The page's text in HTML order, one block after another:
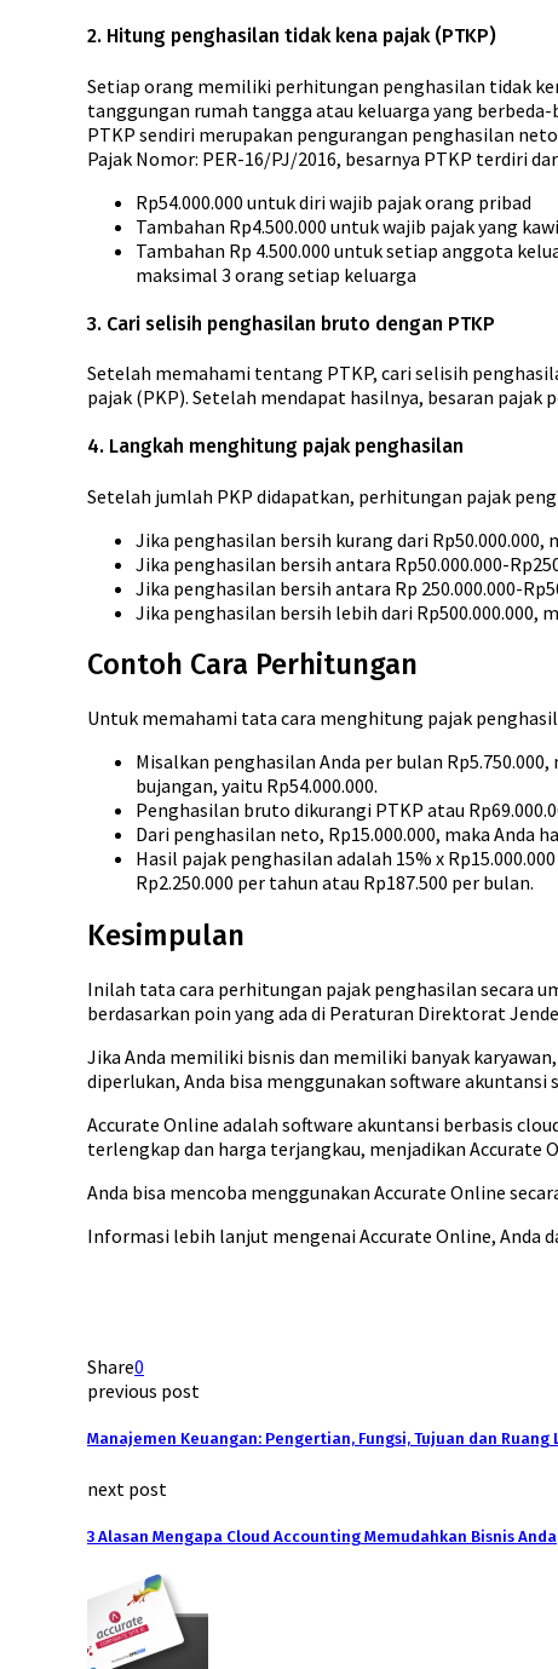
2. Hitung penghasilan tidak kena pajak (PTKP)
Setiap orang memiliki perhitungan penghasilan tidak
tanggungan rumah tangga atau keluarga yang berbeda-
PTKP sendiri merupakan pengurangan penghasilan
Pajak Nomor: PER-16/PJ/2016, besarnya PTKP terdiri
Rp54.000.000 untuk diri wajib pajak orang pribad
Tambahan Rp4.500.000 untuk wajib pajak yang
Tambahan Rp 4.500.000 untuk setiap anggota
maksimal 3 orang setiap keluarga
3. Cari selisih penghasilan bruto dengan PTKP
Setelah memahami tentang PTKP, cari selisih
pajak (PKP). Setelah mendapat hasilnya, besaran pajak
4. Langkah menghitung pajak penghasilan
Setelah jumlah PKP didapatkan, perhitungan pajak
Jika penghasilan bersih kurang dari Rp50.000.000,
Jika penghasilan bersih antara Rp50.000.000-
Jika penghasilan bersih antara Rp 250.000.000-
Jika penghasilan bersih lebih dari Rp500.000.000,
Contoh Cara Perhitungan
Untuk memahami tata cara menghitung pajak
Misalkan penghasilan Anda per bulan
bujangan, yaitu Rp54.000.000.
Penghasilan bruto dikurangi PTKP atau
Dari penghasilan neto, Rp15.000.000, maka Anda
Hasil pajak penghasilan adalah 15% x
Rp2.250.000 per tahun atau Rp187.500 per bulan.
Kesimpulan
Inilah tata cara perhitungan pajak penghasilan secara
berdasarkan poin yang ada di Peraturan Direktorat
Jika Anda memiliki bisnis dan memiliki banyak
diperlukan, Anda bisa menggunakan software
Accurate Online adalah software akuntansi berbasis
terlengkap dan harga terjangkau, menjadikan Accurate
Anda bisa mencoba menggunakan Accurate Online
Informasi lebih lanjut mengenai Accurate Online, Anda
Share0
previous post
Manajemen Keuangan: Pengertian, Fungsi, Tujuan dan Ruang
next post
3 Alasan Mengapa Cloud Accounting Memudahkan Bisnis Anda